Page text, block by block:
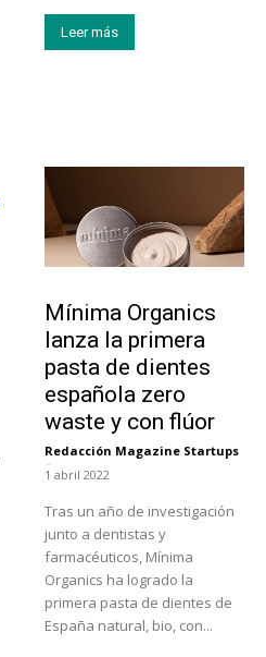
Leer más
Mínima Organics
lanza la primera
pasta de dientes
española zero
waste y con flúor
Redacción Magazine Startups
-
1 abril 2022
Tras un año de investigación
junto a dentistas y
farmacéuticos, Mínima
Organics ha logrado la
primera pasta de dientes de
España natural, bio, con...